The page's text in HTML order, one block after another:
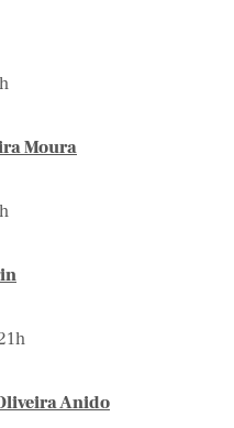
Moura
Anido